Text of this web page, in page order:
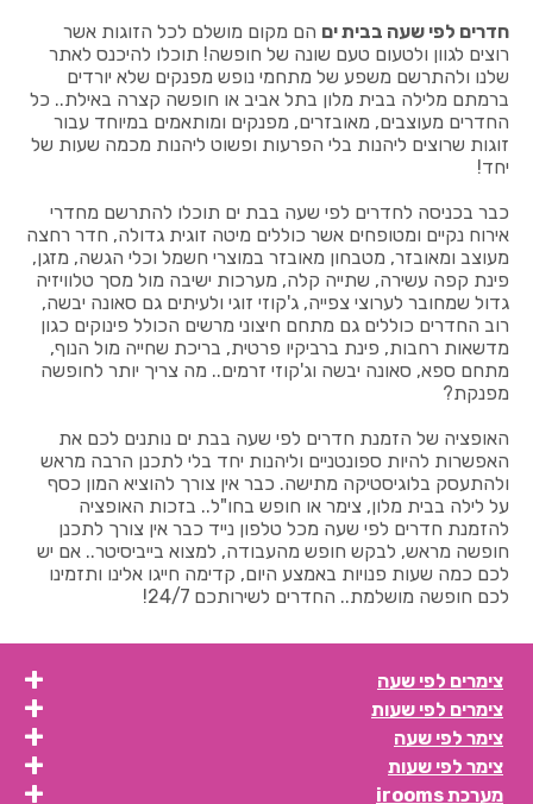
חדרים לפי שעה בבית ים הם מקום מושלם לכל הזוגות אשר
רוצים לגוון ולטעום טעם שונה של חופשה! תוכלו להיכנס לאתר
שלנו ולהתרשם משפע של מתחמי נופש מפנקים שלא יורדים
ברמתם מלילה בבית מלון בתל אביב או חופשה קצרה באילת.. כל
החדרים מעוצבים, מאובזרים, מפנקים ומותאמים במיוחד עבור
זוגות שרוצים ליהנות בלי הפרעות ופשוט ליהנות מכמה שעות של
יחד!
כבר בכניסה לחדרים לפי שעה בבת ים תוכלו להתרשם מחדרי
אירוח נקיים ומטופחים אשר כוללים מיטה זוגית גדולה, חדר רחצה
מעוצב ומאובזר, מטבחון מאובזר במוצרי חשמל וכלי הגשה, מזגן,
פינת קפה עשירה, שתייה קלה, מערכות ישיבה מול מסך טלוויזיה
גדול שמחובר לערוצי צפייה, ג'קוזי זוגי ולעיתים גם סאונה יבשה,
רוב החדרים כוללים גם מתחם חיצוני מרשים הכולל פינוקים כגון
מדשאות רחבות, פינת ברביקיו פרטית, בריכת שחייה מול הנוף,
מתחם ספא, סאונה יבשה וג'קוזי זרמים.. מה צריך יותר לחופשה
מפנקת?
האופציה של הזמנת חדרים לפי שעה בבת ים נותנים לכם את
האפשרות להיות ספונטניים וליהנות יחד בלי לתכנן הרבה מראש
ולהתעסק בלוגיסטיקה מתישה. כבר אין צורך להוציא המון כסף
על לילה בבית מלון, צימר או חופש בחו"ל.. בזכות האופציה
להזמנת חדרים לפי שעה מכל טלפון נייד כבר אין צורך לתכנן
חופשה מראש, לבקש חופש מהעבודה, למצוא בייביסיטר.. אם יש
לכם כמה שעות פנויות באמצע היום, קדימה חייגו אלינו ותזמינו
לכם חופשה מושלמת.. החדרים לשירותכם 24/7!
צימרים לפי שעה
צימרים לפי שעות
צימר לפי שעה
צימר לפי שעות
מערכת irooms